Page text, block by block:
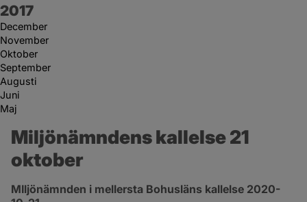
År:
2017
December
November
Oktober
September
Augusti
Juni
Maj
Miljönämndens kallelse 21
oktober
MIljönämnden i mellersta Bohusläns kallelse 2020-